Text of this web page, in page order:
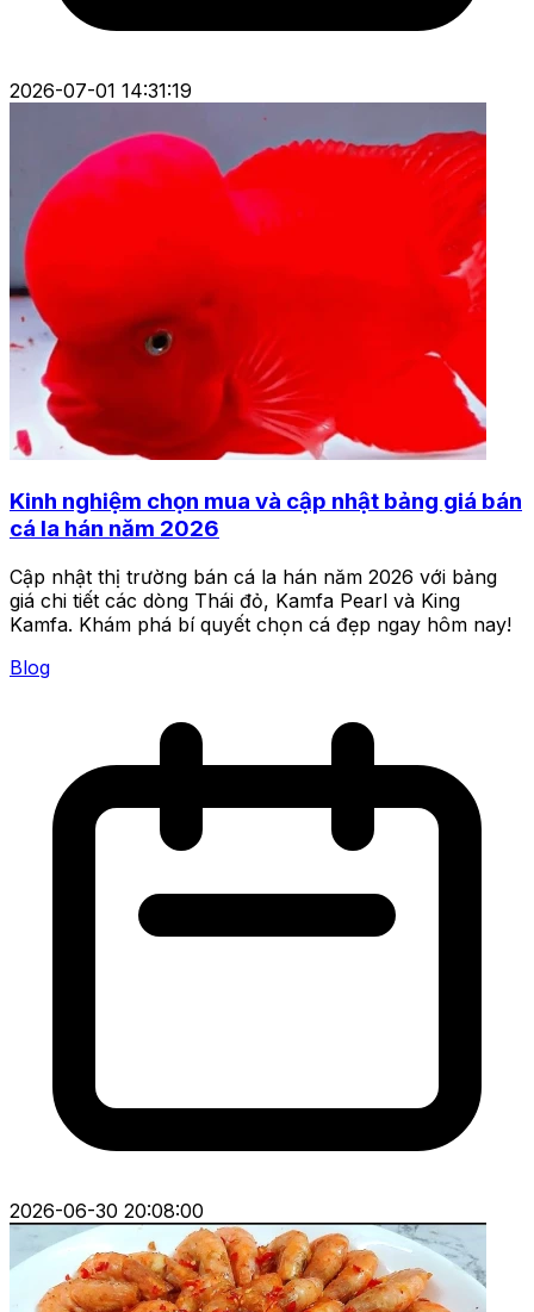
2026-07-01 14:31:19
Kinh nghiệm chọn mua và cập nhật bảng giá bán
cá la hán năm 2026
Cập nhật thị trường bán cá la hán năm 2026 với bảng
giá chi tiết các dòng Thái đỏ, Kamfa Pearl và King
Kamfa. Khám phá bí quyết chọn cá đẹp ngay hôm nay!
Blog
2026-06-30 20:08:00